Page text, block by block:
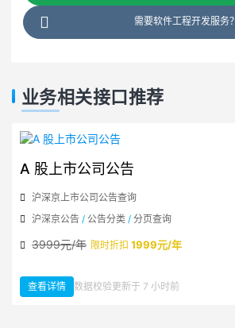
需要软件工程开发服务？
业务相关接口推荐
A 股上市公司公告
沪深京上市公司公告查询
沪深京公告 / 公告分类 / 分页查询
3999元/年 限时折扣 1999元/年
查看详情：A 股上市公司公告
数据校验更新于 7 小时前